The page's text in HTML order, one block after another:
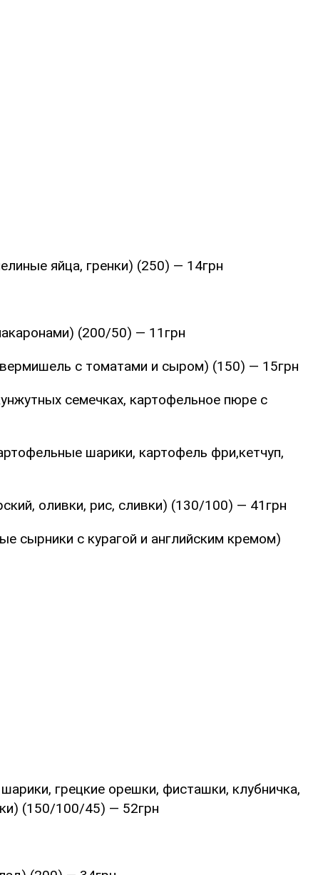
яйца, гренки) (250) — 14грн
(200/50) — 11грн
с томатами и сыром) (150) — 15грн
семечках, картофельное пюре с
шарики, картофель фри,кетчуп,
оливки, рис, сливки) (130/100) — 41грн
сырники с курагой и английским кремом)
грецкие орешки, фисташки, клубничка,
(150/100/45) — 52грн